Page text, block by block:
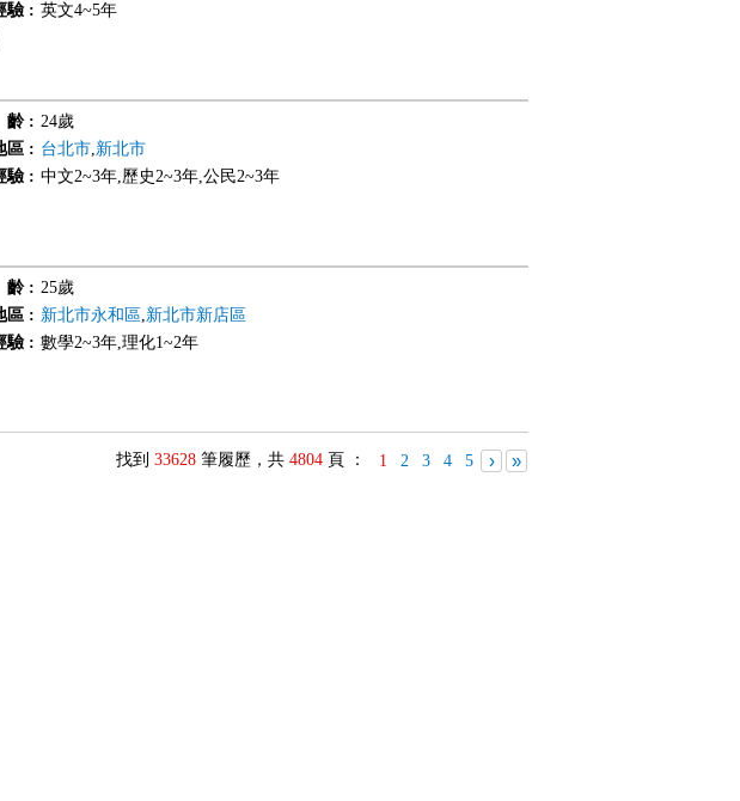
驗: 英文4~5年
: 24歲
區: 台北市,新北市
驗: 中文2~3年,歷史2~3年,公民2~3年
: 25歲
區: 新北市永和區,新北市新店區
驗: 數學2~3年,理化1~2年
找到 33628 筆履歷，共 4804 頁 ： 1 2 3 4 5 › »